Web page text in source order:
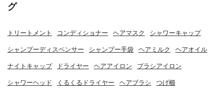
グ
トリートメント コンディショナー ヘアマスク シャワーキャップ
シャンプーディスペンサー シャンプー手袋 ヘアミルク ヘアオイル
ナイトキャップ ドライヤー ヘアアイロン ブラシアイロン
シャワーヘッド くるくるドライヤー ヘアブラシ つげ櫛